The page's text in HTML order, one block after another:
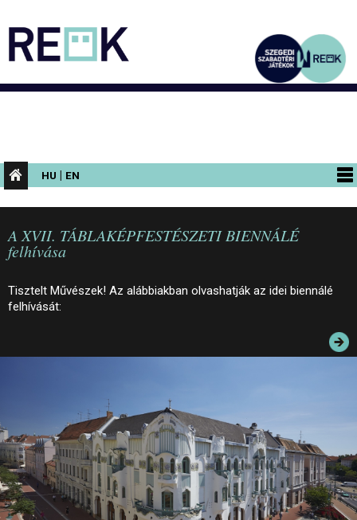
HU | EN
PROGRAMOK
KIÁLLÍTÁSOK
ELÉRHETŐSÉG
PALOTASÉTÁK ÉS VEZETÉSEK
KÖZÉRDEKŰ ADATOK
A XVII. TÁBLAKÉPFESTÉSZETI BIENNÁLÉ
felhívása
Tisztelt Művészek! Az alábbiakban olvashatják az idei biennálé
felhívását: